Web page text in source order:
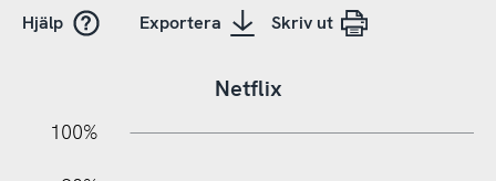
Hjälp Exportera Skriv ut
Netflix
100%